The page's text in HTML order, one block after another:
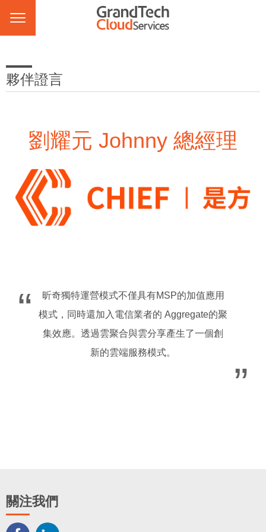
夥伴證言
劉耀元 Johnny 總經理
昕奇獨特運營模式不僅具有MSP的加值應用
模式，同時還加入電信業者的 Aggregate的聚
集效應。透過雲聚合與雲分享產生了一個創
新的雲端服務模式。
關注我們